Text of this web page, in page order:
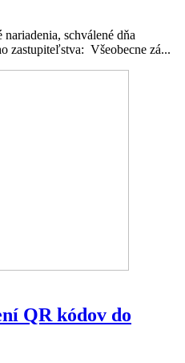
schválené dňa
zastupiteľstva: Všeobecne zá...
QR kódov do